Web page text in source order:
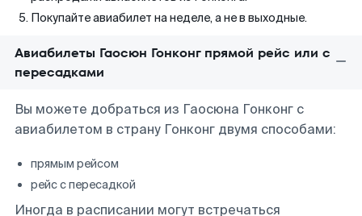
Покупайте авиабилет на неделе, а не в выходные.
Авиабилеты Гаосюн Гонконг прямой рейс или с
пересадками
Вы можете добраться из Гаосюна Гонконг с
авиабилетом в страну Гонконг двумя способами:
прямым рейсом
рейс с пересадкой
Иногда в расписании могут встречаться